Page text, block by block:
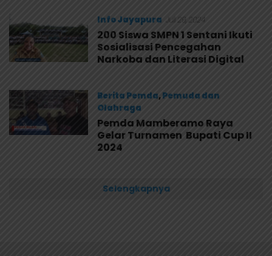
Info Jayapura Juli 29, 2024
200 Siswa SMPN 1 Sentani Ikuti
Sosialisasi Pencegahan
Narkoba dan Literasi Digital
Berita Pemda,Pemuda dan
Olahraga
Juli 29, 2024
Pemda Mamberamo Raya
Gelar Turnamen Bupati Cup II
2024
Selengkapnya